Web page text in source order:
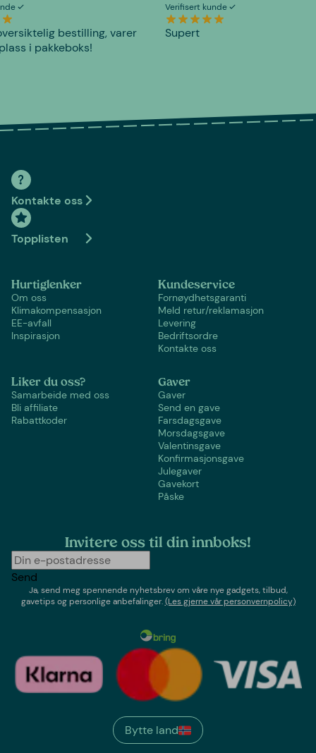
bestilling, varer
i pakkeboks!
Verifisert kunde
Supert
Kontakte oss
Topplisten
Hurtiglenker
Om oss
Klimakompensasjon
EE-avfall
Inspirasjon
Kundeservice
Fornøydhetsgaranti
Meld retur/reklamasjon
Levering
Bedriftsordre
Kontakte oss
Liker du oss?
Samarbeide med oss
Bli affiliate
Rabattkoder
Gaver
Gaver
Send en gave
Farsdagsgave
Morsdagsgave
Valentinsgave
Konfirmasjonsgave
Julegaver
Gavekort
Påske
Invitere oss til din innboks!
Send
Ja, send meg spennende nyhetsbrev om våre nye gadgets, tilbud,
gavetips og personlige anbefalinger.(Les gjerne vår personvernpolicy)
Bytte land